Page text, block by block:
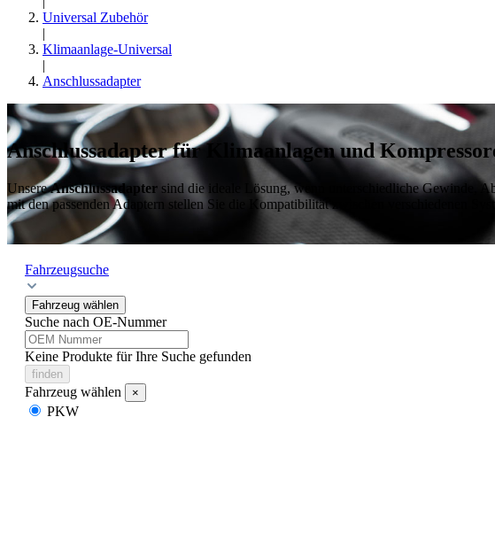
Universal Zubehör
|
Klimaanlage-Universal
|
Anschlussadapter
Anschlussadapter für Klimaanlagen und
UnsereAnschlussadapter sind die ideale Lösung, wenn unterschiedliche Gewinde,
mit den passenden Adaptern stellen Sie die Kompatibilität zwischen verschiedenen
Fahrzeugsuche
Fahrzeug wählen
Suche nach OE-Nummer
Keine Produkte für Ihre Suche gefunden
finden
Fahrzeug wählen ×
PKW